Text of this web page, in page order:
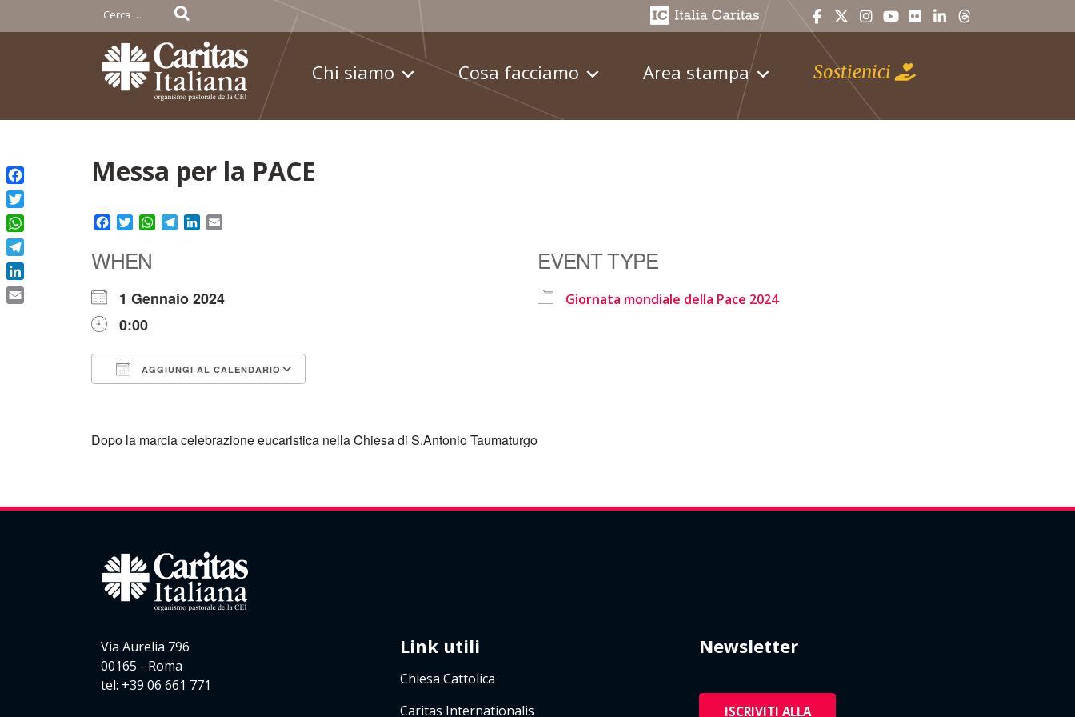
Skip
to
content
Ricerca
per:
Chi siamo Cosa facciamo Area stampa Sostienici
Messa per la PACE
Facebook
TwitterWhatsApp
TelegramLinkedIn
WHEN
1 Gennaio 2024
0:00
AGGIUNGI AL CALENDARIO
EVENT TYPE
Giornata mondiale della Pace 2024
Dopo la marcia celebrazione eucaristica nella Chiesa di S.Antonio Taumaturgo
Via Aurelia 796
00165 - Roma
tel: +39 06 661 771
Link utili
Chiesa Cattolica
Caritas Internationalis
Newsletter
ISCRIVITI ALLA
Facebook
Twitter
WhatsApp
Telegram
LinkedIn